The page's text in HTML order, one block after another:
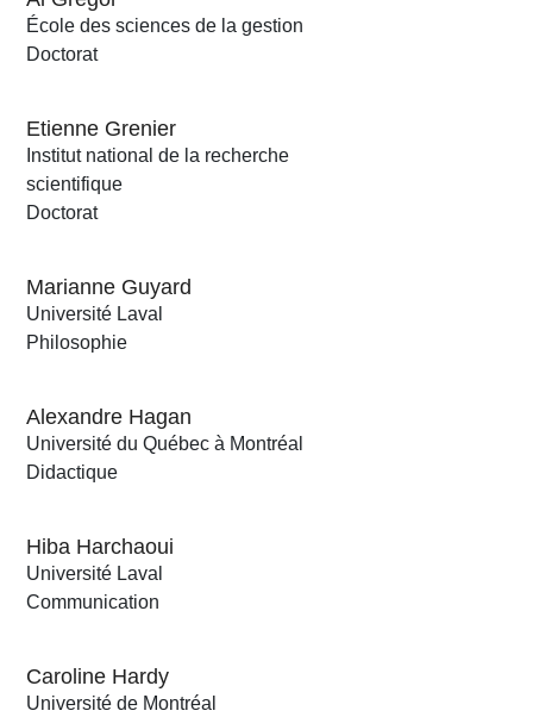
École des sciences de la gestion
Doctorat
Etienne Grenier
Institut national de la recherche
scientifique
Doctorat
Marianne Guyard
Université Laval
Philosophie
Alexandre Hagan
Université du Québec à Montréal
Didactique
Hiba Harchaoui
Université Laval
Communication
Caroline Hardy
Université de Montréal